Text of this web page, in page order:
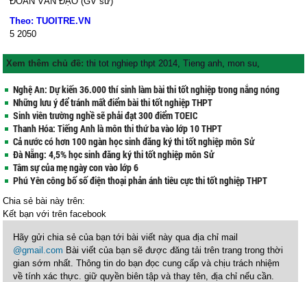
Theo: TUOITRE.VN
5 2050
Xem thêm chủ đề:thi tot nghiep thpt 2014,Tieng anh, mon su,
Nghệ An: Dự kiến 36.000 thí sinh làm bài thi tốt nghiệp trong nắng nóng
Những lưu ý để tránh mất điểm bài thi tốt nghiệp THPT
Sinh viên trường nghề sẽ phải đạt 300 điểm TOEIC
Thanh Hóa: Tiếng Anh là môn thi thứ ba vào lớp 10 THPT
Cả nước có hơn 100 ngàn học sinh đăng ký thi tốt nghiệp môn Sử
Đà Nẵng: 4,5% học sinh đăng ký thi tốt nghiệp môn Sử
Tâm sự của mẹ ngày con vào lớp 6
Phú Yên công bố số điện thoại phản ánh tiêu cực thi tốt nghiệp THPT
Chia sẻ bài này trên:
Kết bạn vớitrên facebook
Hãy gửi chia sẻ của bạn tới bài viết này qua địa chỉ mail
@gmail.com Bài viết của bạn sẽ được đăng tải trên trang trong thời
gian sớm nhất. Thông tin do bạn đọc cung cấp và chịu trách nhiệm
về tính xác thực. giữ quyền biên tập và thay tên, địa chỉ nếu cần.